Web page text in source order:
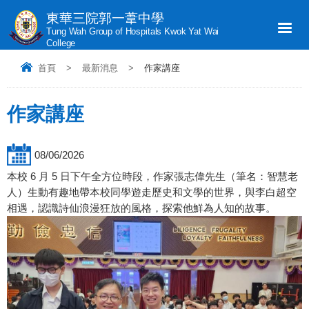
東華三院郭一葦中學
Tung Wah Group of Hospitals Kwok Yat Wai
College
首頁 > 最新消息 > 作家講座
作家講座
08/06/2026
本校 6 月 5 日下午全方位時段，作家張志偉先生（筆名：智慧老
人）生動有趣地帶本校同學遊走歷史和文學的世界，與李白超空
相遇，認識詩仙浪漫狂放的風格，探索他鮮為人知的故事。